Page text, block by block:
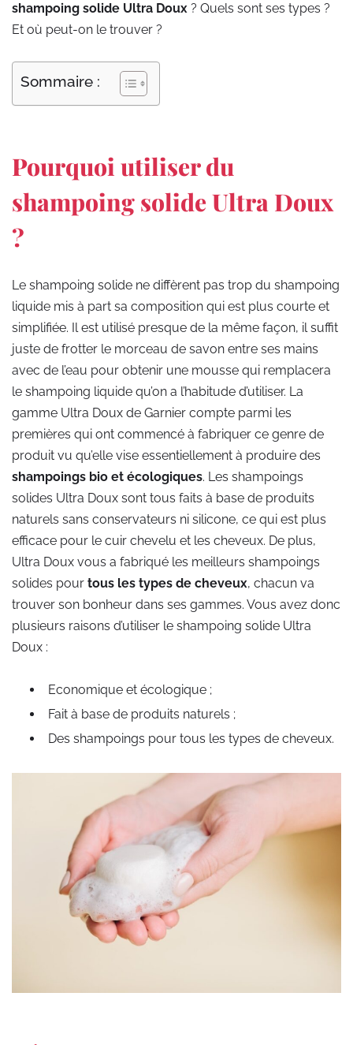
shampoing solide Ultra Doux ? Quels sont ses types ?
Et où peut-on le trouver ?
Sommaire :
Pourquoi utiliser du
shampoing solide Ultra Doux
?
Le shampoing solide ne diffèrent pas trop du shampoing
liquide mis à part sa composition qui est plus courte et
simplifiée. Il est utilisé presque de la même façon, il suffit
juste de frotter le morceau de savon entre ses mains
avec de l’eau pour obtenir une mousse qui remplacera
le shampoing liquide qu’on a l’habitude d’utiliser. La
gamme Ultra Doux de Garnier compte parmi les
premières qui ont commencé à fabriquer ce genre de
produit vu qu’elle vise essentiellement à produire des
shampoings bio et écologiques. Les shampoings
solides Ultra Doux sont tous faits à base de produits
naturels sans conservateurs ni silicone, ce qui est plus
efficace pour le cuir chevelu et les cheveux. De plus,
Ultra Doux vous a fabriqué les meilleurs shampoings
solides pour tous les types de cheveux, chacun va
trouver son bonheur dans ses gammes. Vous avez donc
plusieurs raisons d’utiliser le shampoing solide Ultra
Doux :
Economique et écologique ;
Fait à base de produits naturels ;
Des shampoings pour tous les types de cheveux.